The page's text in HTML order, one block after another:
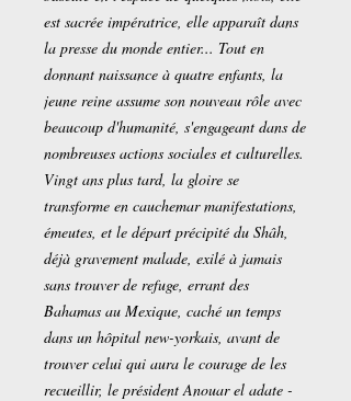
est sacrée impératrice, elle apparaît dans
la presse du monde entier... Tout en
donnant naissance à quatre enfants, la
jeune reine assume son nouveau rôle avec
beaucoup d'humanité, s'engageant dans de
nombreuses actions sociales et culturelles.
Vingt ans plus tard, la gloire se
transforme en cauchemar manifestations,
émeutes, et le départ précipité du Shâh,
déjà gravement malade, exilé à jamais
sans trouver de refuge, errant des
Bahamas au Mexique, caché un temps
dans un hôpital new-yorkais, avant de
trouver celui qui aura le courage de les
recueillir, le président Anouar el adate -